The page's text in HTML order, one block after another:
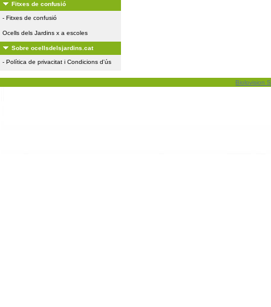
Fitxes de confusió
- Fitxes de confusió
Ocells dels Jardins x a escoles
Sobre ocellsdelsjardins.cat
- Política de privacitat i Condicions d'ús
Biolovision